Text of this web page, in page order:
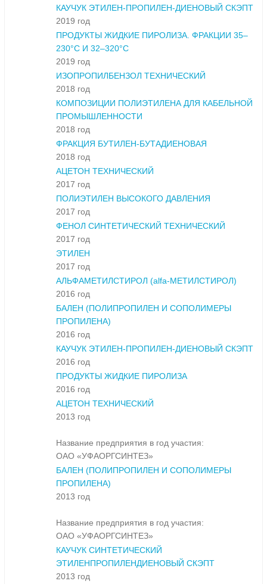
КАУЧУК ЭТИЛЕН-ПРОПИЛЕН-ДИЕНОВЫЙ СКЭПТ
2019 год
ПРОДУКТЫ ЖИДКИЕ ПИРОЛИЗА. ФРАКЦИИ 35–
230°С И 32–320°С
2019 год
ИЗОПРОПИЛБЕНЗОЛ ТЕХНИЧЕСКИЙ
2018 год
КОМПОЗИЦИИ ПОЛИЭТИЛЕНА ДЛЯ КАБЕЛЬНОЙ
ПРОМЫШЛЕННОСТИ
2018 год
ФРАКЦИЯ БУТИЛЕН-БУТАДИЕНОВАЯ
2018 год
АЦЕТОН ТЕХНИЧЕСКИЙ
2017 год
ПОЛИЭТИЛЕН ВЫСОКОГО ДАВЛЕНИЯ
2017 год
ФЕНОЛ СИНТЕТИЧЕСКИЙ ТЕХНИЧЕСКИЙ
2017 год
ЭТИЛЕН
2017 год
АЛЬФАМЕТИЛСТИРОЛ (alfa-МЕТИЛСТИРОЛ)
2016 год
БАЛЕН (ПОЛИПРОПИЛЕН И СОПОЛИМЕРЫ
ПРОПИЛЕНА)
2016 год
КАУЧУК ЭТИЛЕН-ПРОПИЛЕН-ДИЕНОВЫЙ СКЭПТ
2016 год
ПРОДУКТЫ ЖИДКИЕ ПИРОЛИЗА
2016 год
АЦЕТОН ТЕХНИЧЕСКИЙ
2013 год
Название предприятия в год участия:
ОАО «УФАОРГСИНТЕЗ»
БАЛЕН (ПОЛИПРОПИЛЕН И СОПОЛИМЕРЫ
ПРОПИЛЕНА)
2013 год
Название предприятия в год участия:
ОАО «УФАОРГСИНТЕЗ»
КАУЧУК СИНТЕТИЧЕСКИЙ
ЭТИЛЕНПРОПИЛЕНДИЕНОВЫЙ СКЭПТ
2013 год